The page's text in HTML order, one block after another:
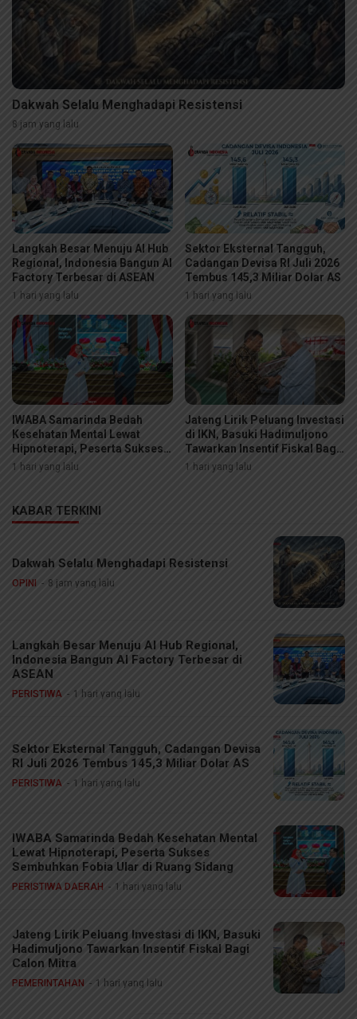
Dakwah Selalu Menghadapi Resistensi
8 jam yang lalu
Langkah Besar Menuju AI Hub
Regional, Indonesia Bangun AI
Factory Terbesar di ASEAN
1 hari yang lalu
Sektor Eksternal Tangguh,
Cadangan Devisa RI Juli 2026
Tembus 145,3 Miliar Dolar AS
1 hari yang lalu
IWABA Samarinda Bedah
Kesehatan Mental Lewat
Hipnoterapi, Peserta Sukses
Sembuhkan Fobia Ular di
1 hari yang lalu
Jateng Lirik Peluang Investasi
di IKN, Basuki Hadimuljono
Tawarkan Insentif Fiskal Bagi
Calon Mitra
1 hari yang lalu
KABAR TERKINI
Dakwah Selalu Menghadapi Resistensi
OPINI 8 jam yang lalu
Langkah Besar Menuju AI Hub Regional,
Indonesia Bangun AI Factory Terbesar di
ASEAN
PERISTIWA 1 hari yang lalu
Sektor Eksternal Tangguh, Cadangan Devisa
RI Juli 2026 Tembus 145,3 Miliar Dolar AS
PERISTIWA 1 hari yang lalu
IWABA Samarinda Bedah Kesehatan Mental
Lewat Hipnoterapi, Peserta Sukses
Sembuhkan Fobia Ular di Ruang Sidang
PERISTIWA DAERAH 1 hari yang lalu
Jateng Lirik Peluang Investasi di IKN, Basuki
Hadimuljono Tawarkan Insentif Fiskal Bagi
Calon Mitra
PEMERINTAHAN 1 hari yang lalu